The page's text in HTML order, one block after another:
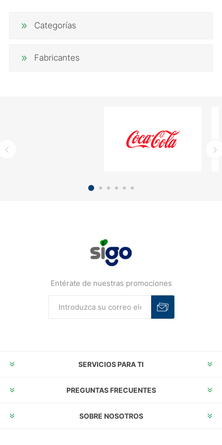
Categorías
Fabricantes
Entérate de nuestras promociones
SERVICIOS PARA TI
PREGUNTAS FRECUENTES
SOBRE NOSOTROS